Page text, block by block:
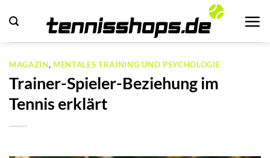
Inhalt
springen
MAGAZIN, MENTALES TRAINING UND PSYCHOLOGIE
Trainer-Spieler-Beziehung im
Tennis erklärt